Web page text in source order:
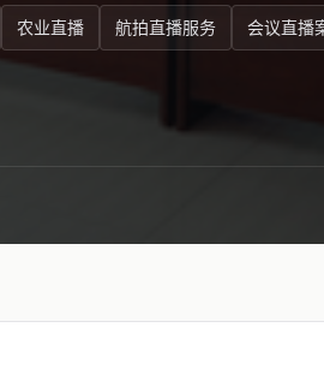
农业直播 航拍直播服务 会议直播